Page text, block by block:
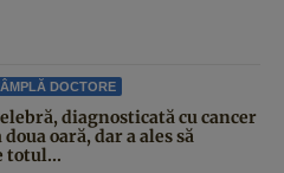
DOCTORE
diagnosticată cu cancer
oară, dar a ales să
totul...